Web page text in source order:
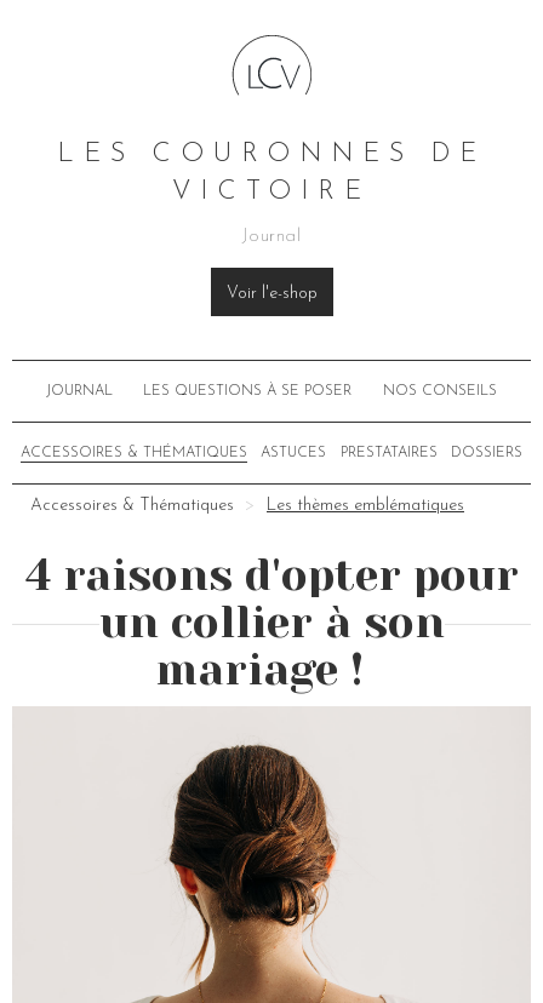
LES COURONNES DE
VICTOIRE
Journal
Voir l'e-shop
JOURNAL LES QUESTIONS À SE POSER NOS CONSEILS
ACCESSOIRES & THÉMATIQUES ASTUCES PRESTATAIRES DOSSIERS
Accessoires & Thématiques Les thèmes emblématiques
4 raisons d'opter pour
un collier à son
mariage !